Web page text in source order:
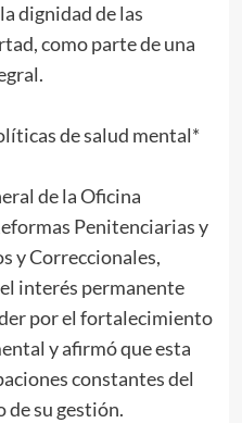
dignidad de las
como parte de una
de salud mental*
de la Oficina
Penitenciarias y
y Correccionales,
interés permanente
por el fortalecimiento
y afirmó que esta
constantes del
de su gestión.